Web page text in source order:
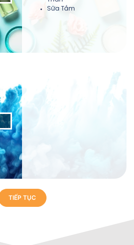
Sữa Tắm
TIẾP TỤC